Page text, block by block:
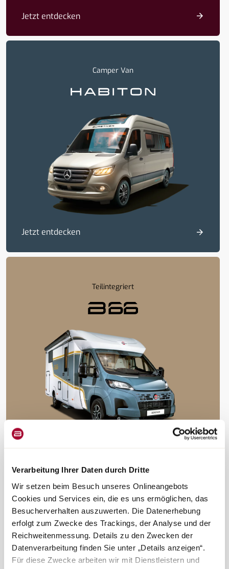
Verarbeitung Ihrer Daten durch Dritte
Wir setzen beim Besuch unseres Onlineangebots
Cookies und Services ein, die es uns ermöglichen, das
Besucherverhalten auszuwerten. Die Datenerhebung
erfolgt zum Zwecke des Trackings, der Analyse und der
Reichweitenmessung. Details zu den Zwecken der
Datenverarbeitung finden Sie unter „Details anzeigen“.
Für diese Zwecke arbeiten wir mit Dienstleistern und
Jetzt entdecken
Camper Van
Jetzt entdecken
Teilintegriert
Camper Van